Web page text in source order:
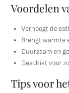
Voordelen
Verhoogt de
Brengt warmte
Duurzaam en
Geschikt voor
Tips voor